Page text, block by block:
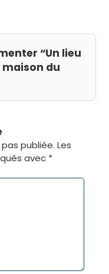
“Un lieu
du
publiée. Les
avec *